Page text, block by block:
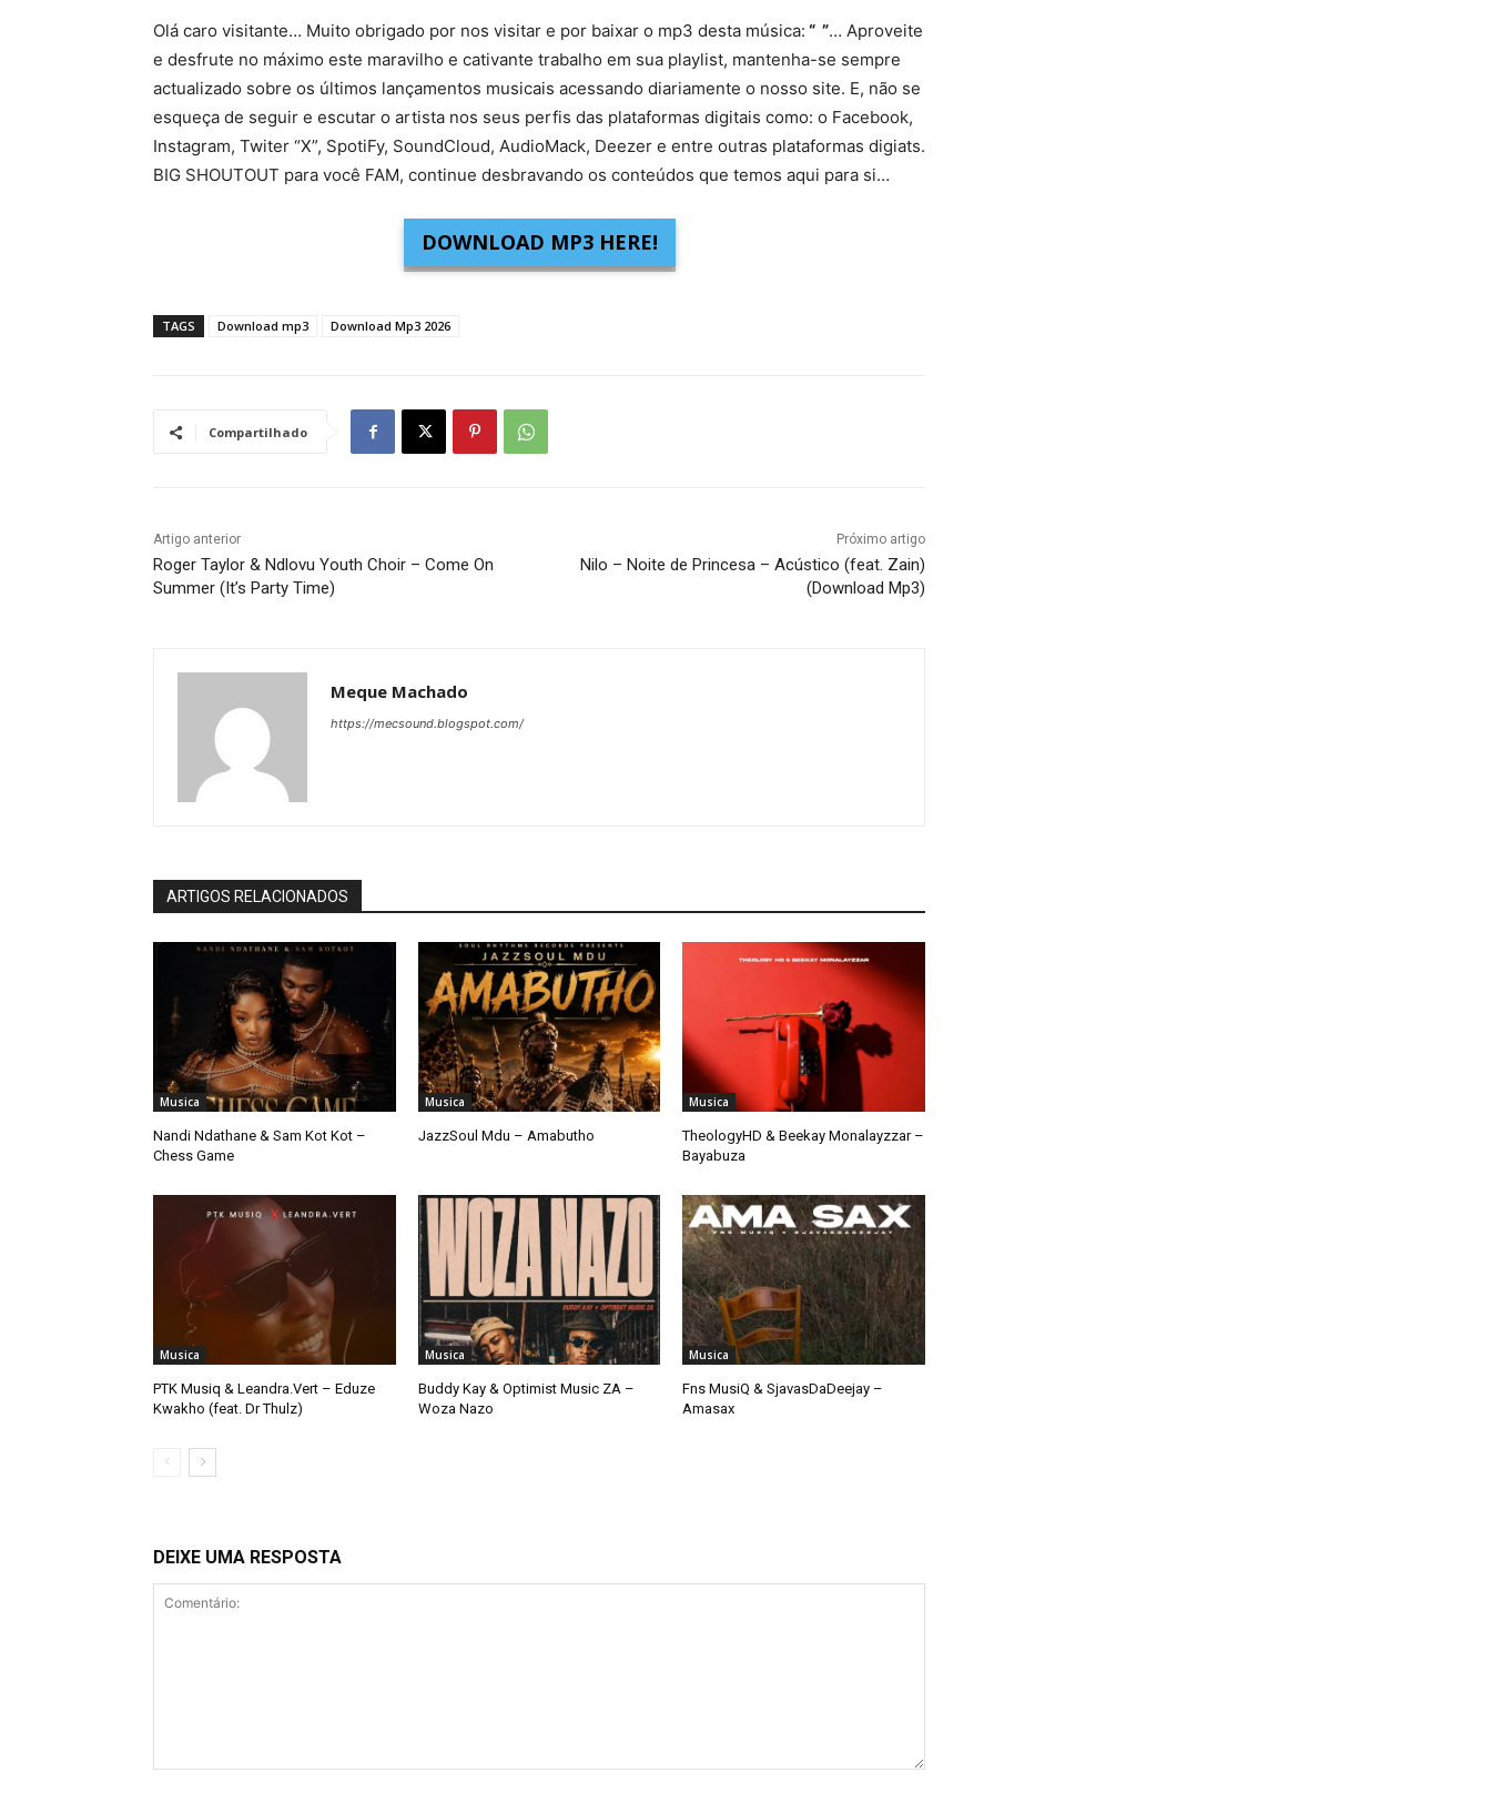
Olá caro visitante… Muito obrigado por nos visitar e por baixar o mp3 desta música: “ ”… Aproveite
e desfrute no máximo este maravilho e cativante trabalho em sua playlist, mantenha-se sempre
actualizado sobre os últimos lançamentos musicais acessando diariamente o nosso site. E, não se
esqueça de seguir e escutar o artista nos seus perfis das plataformas digitais como: o Facebook,
Instagram, Twiter “X”, SpotiFy, SoundCloud, AudioMack, Deezer e entre outras plataformas digiats.
BIG SHOUTOUT para você FAM, continue desbravando os conteúdos que temos aqui para si…
DOWNLOAD MP3 HERE!
TAGS Download mp3 Download Mp3 2026
Compartilhado
Artigo anterior
Roger Taylor & Ndlovu Youth Choir – Come On
Summer (It’s Party Time)
Próximo artigo
Nilo – Noite de Princesa – Acústico (feat. Zain)
(Download Mp3)
Meque Machado
https://mecsound.blogspot.com/
ARTIGOS RELACIONADOS
Musica
Nandi Ndathane & Sam Kot Kot –
Chess Game
Musica
JazzSoul Mdu – Amabutho
Musica
TheologyHD & Beekay Monalayzzar –
Bayabuza
Musica
PTK Musiq & Leandra.Vert – Eduze
Kwakho (feat. Dr Thulz)
Musica
Buddy Kay & Optimist Music ZA –
Woza Nazo
Musica
Fns MusiQ & SjavasDaDeejay –
Amasax
DEIXE UMA RESPOSTA